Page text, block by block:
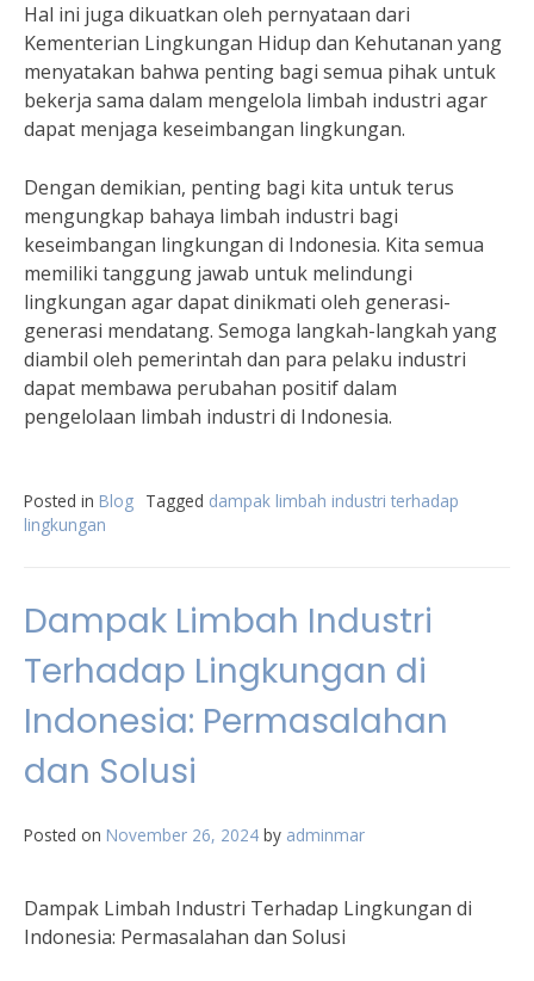
Hal ini juga dikuatkan oleh pernyataan dari
Kementerian Lingkungan Hidup dan Kehutanan yang
menyatakan bahwa penting bagi semua pihak untuk
bekerja sama dalam mengelola limbah industri agar
dapat menjaga keseimbangan lingkungan.
Dengan demikian, penting bagi kita untuk terus
mengungkap bahaya limbah industri bagi
keseimbangan lingkungan di Indonesia. Kita semua
memiliki tanggung jawab untuk melindungi
lingkungan agar dapat dinikmati oleh generasi-
generasi mendatang. Semoga langkah-langkah yang
diambil oleh pemerintah dan para pelaku industri
dapat membawa perubahan positif dalam
pengelolaan limbah industri di Indonesia.
Posted in Blog Tagged dampak limbah industri terhadap
lingkungan
Dampak Limbah Industri
Terhadap Lingkungan di
Indonesia: Permasalahan
dan Solusi
Posted on November 26, 2024 by adminmar
Dampak Limbah Industri Terhadap Lingkungan di
Indonesia: Permasalahan dan Solusi